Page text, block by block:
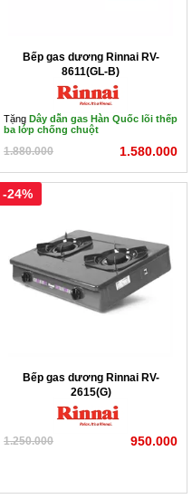
Bếp gas dương Rinnai RV-
8611(GL-B)
Tặng Dây dẫn gas Hàn Quốc lõi thếp
ba lớp chống chuột
1.880.000 1.580.000
Bếp gas dương Rinnai RV-
2615(G)
1.250.000
-24%
950.000